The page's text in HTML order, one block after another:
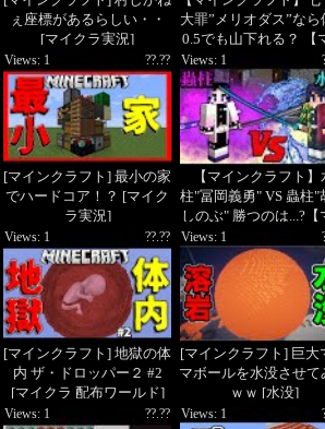
ぇ座標があるらしい・・
[マイクラ実況]
大罪”メリオダス”なら
0.5でも山下れる？ 【
[マインクラフト] 最小の家
でハードコア！？ [マイク
ラ実況]
??.??
Views: 1
【マインクラフト】
柱"冨岡義勇" VS 蟲柱"
しのぶ" 勝つのは...?【
クラ 鬼滅の刃】
Views: 1
[マインクラフト] 地獄の体
内 ザ・ドロッパー２ #2
[マイクラ 配布ワールド]
??.??
Views: 1
[マインクラフト] 巨大
マボールを水没させて
ｗｗ [水没]
Views: 1
??.??
Views: 1 Views: 1